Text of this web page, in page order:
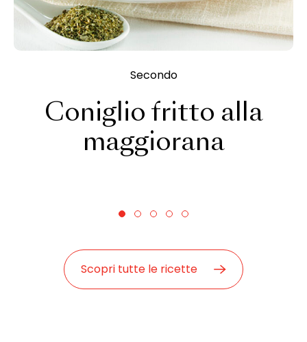
Secondo
Coniglio fritto alla
maggiorana
Scopri tutte le ricette